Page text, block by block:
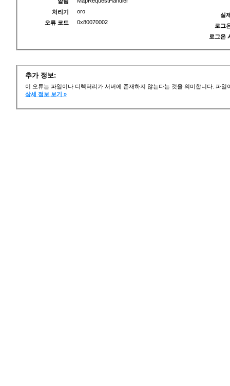
처리기
oro
오류 코드
0x80070002
실
로그
로그온
추가 정보:
이 오류는 파일이나 디렉터리가 서버에 존재하지 않는다는 것을 의미합니다. 파
상세 정보 보기 »